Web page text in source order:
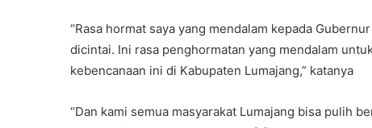
“Rasa hormat saya yang mendalam kepada
dicintai. Ini rasa penghormatan yang mendalam
kebencanaan ini di Kabupaten Lumajang,” katanya
“Dan kami semua masyarakat Lumajang bisa pulih